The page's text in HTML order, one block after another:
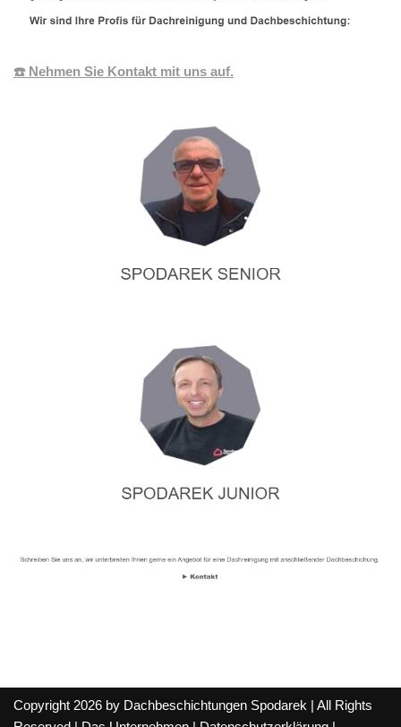
☎️ Nehmen Sie Kontakt mit uns auf.
Copyright 2026 by Dachbeschichtungen Spodarek | All Rights